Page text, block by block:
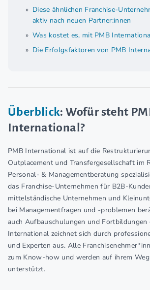
Diese ähnlichen Franchise-
aktiv nach neuen Partner:innen
Was kostet es, mit PMB
Die Erfolgsfaktoren von PMB
Überblick: Wofür steht
International?
PMB International ist auf die
Outplacement und Transfergesellschaft im
Personal- & Managementberatung
das Franchise-Unternehmen für B2B-
mittelständische Unternehmen und
bei Managementfragen und -problemen
auch Aufbauschulungen und Fortbildungen
International zeichnet sich durch
und Experten aus. Alle
zum Know-how und werden auf ihrem
unterstützt.